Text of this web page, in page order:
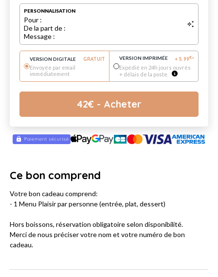
PERSONNALISATION
Pour :
De la part de :
Message :
VERSION DIGITALE
GRATUIT
Envoyée par email
immédiatement
VERSION IMPRIMÉE + 5.99€*
Expédié en 24h jours ouvrés
+ délais de la poste.
42€- Acheter
Ce bon comprend
Votre bon cadeau comprend:
- 1 Menu Plaisir par personne (entrée, plat, dessert)
Hors boissons, réservation obligatoire selon disponibilité.
Merci de nous préciser votre nom et votre numéro de bon
cadeau.